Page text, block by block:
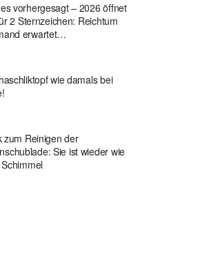
vorhergesagt – 2026 öffnet
2 Sternzeichen: Reichtum
erwartet…
wie damals bei
zum Reinigen der
Sie ist wieder wie